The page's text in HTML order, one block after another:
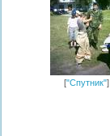
["Спутник"]